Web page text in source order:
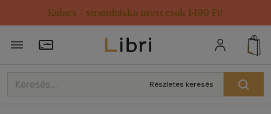
Kulacs / strandtáska most csak 1499 Ft!
Törzsvásárlói Kártya adatai
Részletes keresés
Rendezés
Kiadás éve szerint csökkenő